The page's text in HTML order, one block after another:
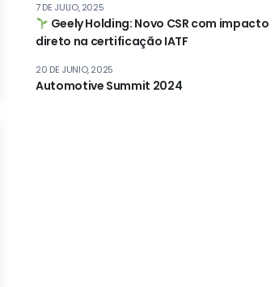
Geely Holding: Novo CSR com impacto
direto na certificação IATF
7 DE JULIO, 2025
Automotive Summit 2024
20 DE JUNIO, 2025